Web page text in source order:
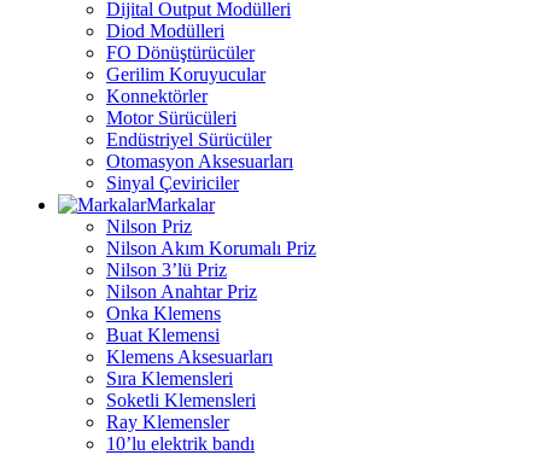
Dijital Output Modülleri
Diod Modülleri
FO Dönüştürücüler
Gerilim Koruyucular
Konnektörler
Motor Sürücüleri
Endüstriyel Sürücüler
Otomasyon Aksesuarları
Sinyal Çeviriciler
Markalar
Nilson Priz
Nilson Akım Korumalı Priz
Nilson 3’lü Priz
Nilson Anahtar Priz
Onka Klemens
Buat Klemensi
Klemens Aksesuarları
Sıra Klemensleri
Soketli Klemensleri
Ray Klemensler
10’lu elektrik bandı